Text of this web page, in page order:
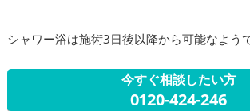
シャワー浴は施術3日後以降から可能なようで
今すぐ相談したい方
0120-424-246